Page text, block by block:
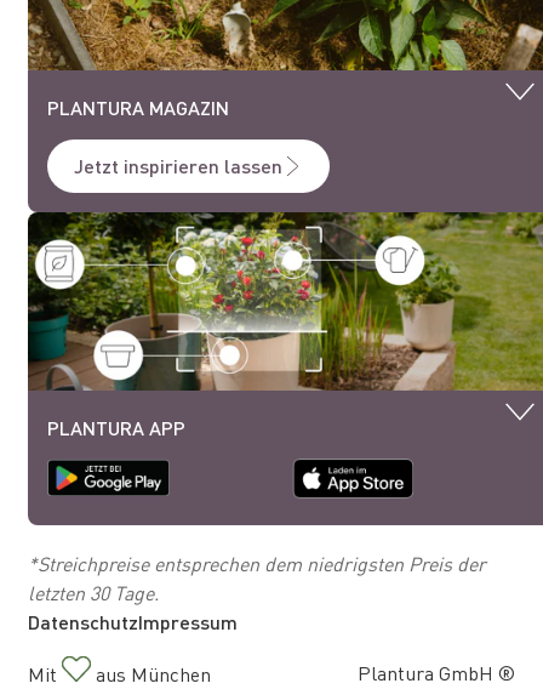
PLANTURA MAGAZIN
Jetzt inspirieren lassen
PLANTURA APP
*Streichpreise entsprechen dem niedrigsten Preis der
letzten 30 Tage.
Plantura GmbH ®
Mit aus München
DatenschutzImpressum